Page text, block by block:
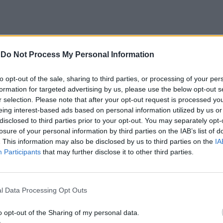
Do Not Process My Personal Information
opt-out of the sale, sharing to third parties, or processing of your
for targeted advertising by us, please use the below opt-out
selection. Please note that after your opt-out request is processed
interest-based ads based on personal information utilized by us
to third parties prior to your opt-out. You may separately
of your personal information by third parties on the IAB’s list of
This information may also be disclosed by us to third parties on the
Participants that may further disclose it to other third parties.
Data Processing Opt Outs
opt-out of the Sharing of my personal data.
de Portugal, acolhe, nos dias 4 e 5 de setembro,
Branco (CCCCB), a primeira edição da
organizada pela Câmara Municipal de
e Cultura, e integrada na programação do
entre 3 e 6 de setembro.
Branco na “Rede de Cidades Criativas da
de 2023, na categoria “Artesanato e Artes
graças ao “valor patrimonial, artístico e
uma das manifestações mais emblemáticas da